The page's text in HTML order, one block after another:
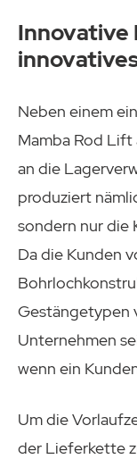
Innovative
Neben einem
Mamba Rod
an die
produziert
sondern nur
Da die Kunden
Gestängetypen
Unternehmen
wenn ein
Um die
der Lieferkette